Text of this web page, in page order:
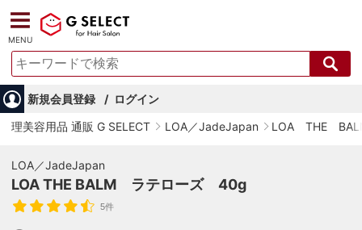
MENU
新規会員登録
ログイン
理美容用品 通販 G SELECT
LOA／JadeJapan LOA THE
LOA／JadeJapan
LOA THE BALM ラテローズ 40g
5件